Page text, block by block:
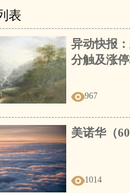
表
异动快报
分触及涨
967
美诺华（
1014